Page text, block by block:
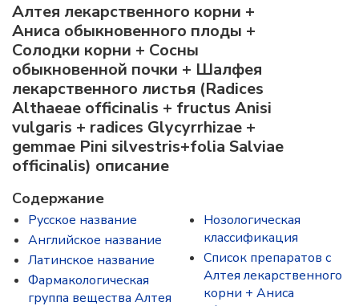
Алтея лекарственного корни +
Аниса обыкновенного плоды +
Солодки корни + Сосны
обыкновенной почки + Шалфея
лекарственного листья (Radices
Althaeae officinalis + fructus Anisi
vulgaris + radices Glycyrrhizae +
gemmae Pini silvestris+folia Salviae
officinalis) описание
Содержание
Русское название
Английское название
Латинское название
Фармакологическая
группа вещества Алтея
Нозологическая
классификация
Список препаратов с
Алтея лекарственного
корни + Аниса